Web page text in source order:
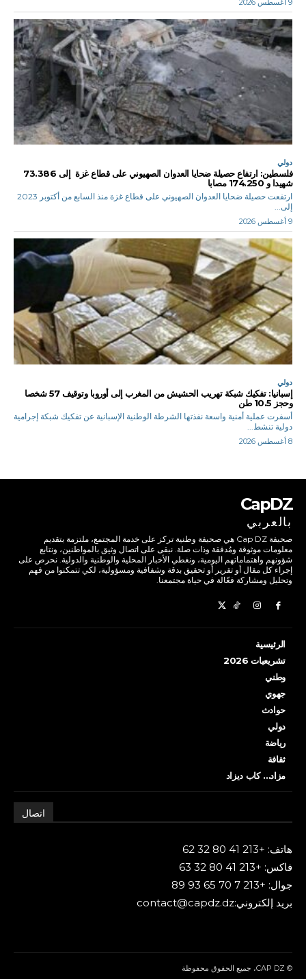
دولي
فلسطين: ارتفاع حصيلة ضحايا العدوان الصهيوني على قطاع غزة إلى 73.386
شهيدا و 174.250 مصابا
ارتفعت حصيلة ضحايا العدوان الصهيوني على قطاع غزة منذ السابع من أكتوبر 2023
إلى...
9 أغسطس 2026
دولي
إسبانيا: تفكيك شبكة تهريب الحشيش من المغرب إلى أوروبا وتوقيف 57 شخصا
وحجز 10.5 طن
أسفرت عملية أمنية واسعة نفذتها الشرطة الوطنية الإسبانية عن تفكيك شبكة إجرامية
دولية تنشط...
8 أغسطس 2026
CapDZ
بالعربي
صحيفة Cap DZ هي صحيفة وطنية تركز على خدمة المجتمع، ملتزمة بتقديم
معلومات موثوقة ومُدققة وذات صلة. نبقى على اتصال وثيق بالمواطنين، ونتابع
شؤونهم واهتماماتهم اليومية، ونغطي الأخبار المحلية والوطنية والدولية. نحرص على
إجراء كل مقال أو تقرير أو تحقيق بدقة وشفافية ومسؤولية، لكي تتمكنوا من فهم
وتحليل ومشاركة فعّالة في حياة مجتمعنا.
الرئيسية
تشريعيات 2026
وطني
جهوي
حوادث
دولي
رياضة
ثقافة
مزاد… كاب ديزاد
اتصال
هاتف: +213 41 80 32 62
فاكس: +213 41 80 32 63
جوال: +213 7 70 65 93 89
بريد إلكتروني:contact@capdz.dz
© CAP DZ، جميع الحقوق محفوظة